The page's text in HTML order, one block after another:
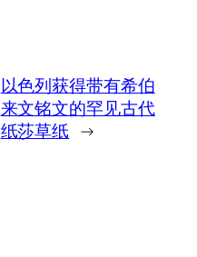
以色列获得带有希伯
来文铭文的罕见古代
纸莎草纸 →